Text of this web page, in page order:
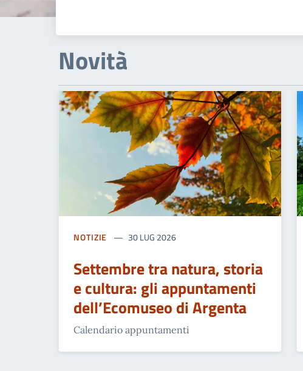
Novità
NOTIZIE 30 LUG 2026
Settembre tra natura, storia
e cultura: gli appuntamenti
dell’Ecomuseo di Argenta
Calendario appuntamenti